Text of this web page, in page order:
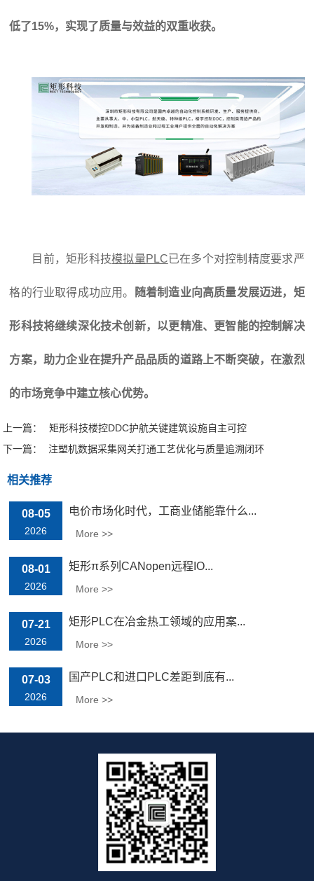
低了15%，实现了质量与效益的双重收获。
目前，矩形科技模拟量PLC已在多个对控制精度要求严
格的行业取得成功应用。 随着制造业向高质量发展迈进，矩
形科技将继续深化技术创新，以更精准、更智能的控制解决
方案，助力企业在提升产品品质的道路上不断突破，在激烈
的市场竞争中建立核心优势。
上一篇：
矩形科技楼控DDC护航关键建筑设施自主可控
下一篇：
注塑机数据采集网关打通工艺优化与质量追溯闭环
相关推荐
08-05
2026
电价市场化时代，工商业储能靠什么...
More >>
08-01
2026
矩形π系列CANopen远程IO...
More >>
07-21
2026
矩形PLC在冶金热工领域的应用案...
More >>
07-03
2026
国产PLC和进口PLC差距到底有...
More >>